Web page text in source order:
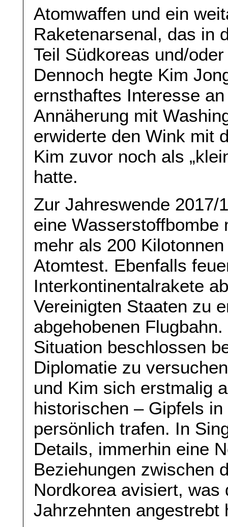
Atomwaffen und ein
Raketenarsenal, das in
Teil Südkoreas und/
Dennoch hegte Kim
ernsthaftes Interesse
Annäherung mit
erwiderte den Wink mit
Kim zuvor noch als
hatte.
Zur Jahreswende 2017/
eine
mehr als 200
Atomtest. Ebenfalls
Interkontinentalrakete
Vereinigten Staaten zu
abgehobenen
Situation beschlossen
Diplomatie zu
und Kim sich erstmalig
historischen – Gipfels
persönlich trafen. In
Details, immerhin eine
Beziehungen zwischen
Nordkorea avisiert,
Jahrzehnten angestrebt